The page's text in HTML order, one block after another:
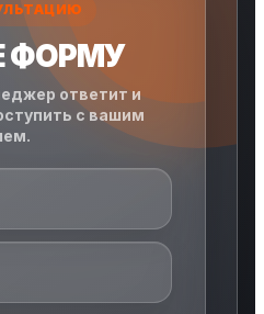
ФОРМУ
ответит и
с вашим